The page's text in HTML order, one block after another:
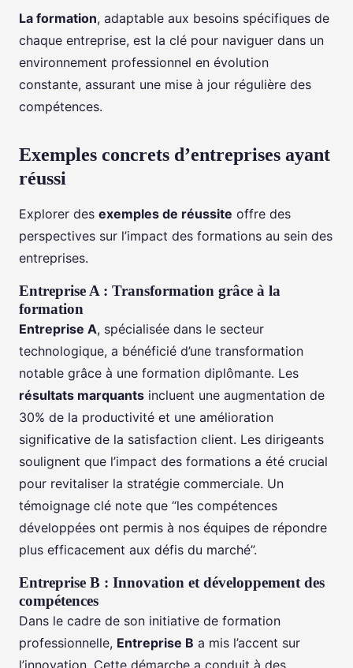
La formation, adaptable aux besoins spécifiques de
chaque entreprise, est la clé pour naviguer dans un
environnement professionnel en évolution
constante, assurant une mise à jour régulière des
compétences.
Exemples concrets d’entreprises ayant
réussi
Explorer des exemples de réussite offre des
perspectives sur l’impact des formations au sein des
entreprises.
Entreprise A : Transformation grâce à la
formation
Entreprise A, spécialisée dans le secteur
technologique, a bénéficié d’une transformation
notable grâce à une formation diplômante. Les
résultats marquants incluent une augmentation de
30% de la productivité et une amélioration
significative de la satisfaction client. Les dirigeants
soulignent que l’impact des formations a été crucial
pour revitaliser la stratégie commerciale. Un
témoignage clé note que “les compétences
développées ont permis à nos équipes de répondre
plus efficacement aux défis du marché”.
Entreprise B : Innovation et développement des
compétences
Dans le cadre de son initiative de formation
professionnelle, Entreprise B a mis l’accent sur